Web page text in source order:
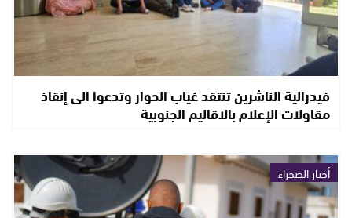
فيدرالية الناشرين تنتقد غياب الحوار وتدعوا الى إنقاذ
مقاولات الإعلام بالاقاليم الجنوبية
أخبار الصحراء